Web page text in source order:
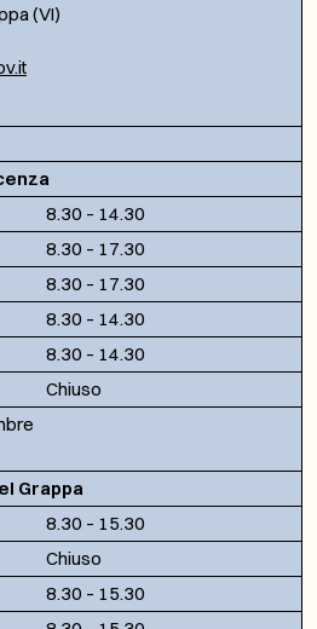
(VI)
8.30 – 14.30
8.30 – 17.30
8.30 – 17.30
8.30 – 14.30
8.30 – 14.30
Chiuso
Grappa
8.30 – 15.30
Chiuso
8.30 – 15.30